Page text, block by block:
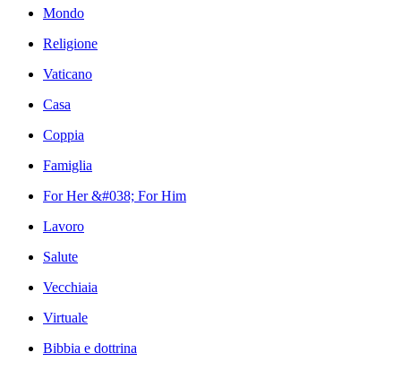
Mondo
Religione
Vaticano
Casa
Coppia
Famiglia
For Her &#038; For Him
Lavoro
Salute
Vecchiaia
Virtuale
Bibbia e dottrina